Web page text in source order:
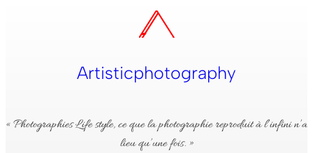
Artisticphotography
« Photographies Life style, ce que la photographie reproduit à l’infini n’a
lieu qu’une fois. »